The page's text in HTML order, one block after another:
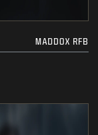
MADDOX RFB